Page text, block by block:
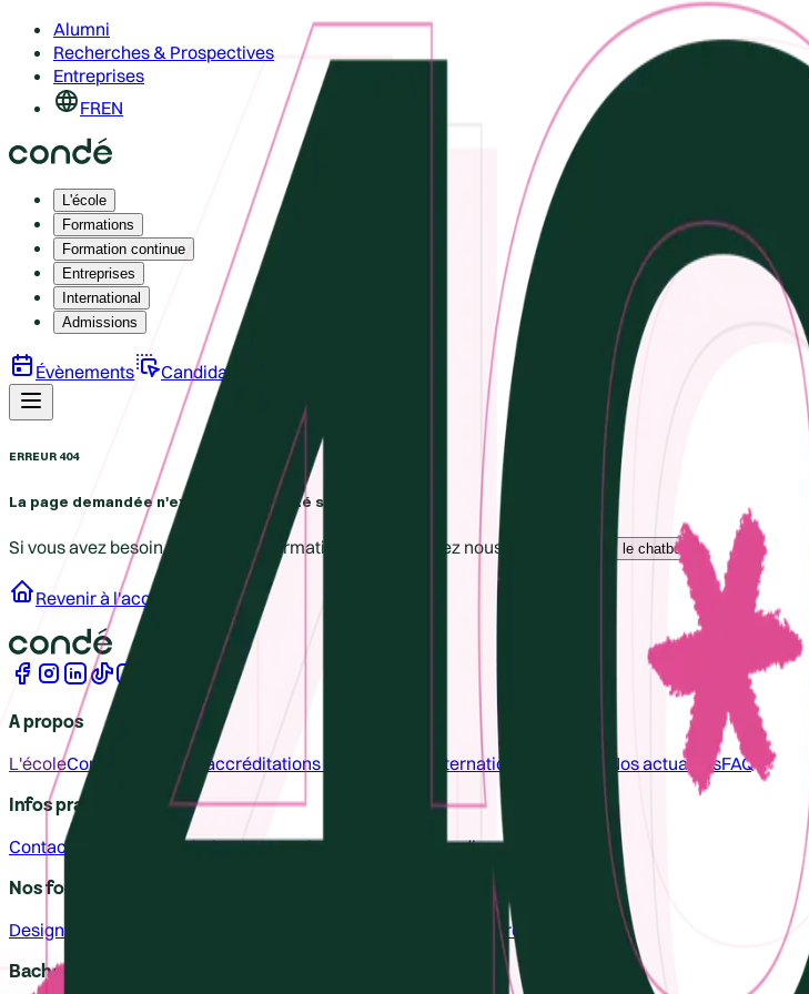
Alumni
Recherches & Prospectives
Entreprises
FREN
L'école
Formations
Formation continue
Entreprises
International
Admissions
Évènements Candidature
ERREUR 404
La page demandée n'existe pas ou a été supprimé.
Si vous avez besoin d'aide ou d'informations, vous pouvez nous contacter via le chatbot .
Revenir à l'accueil
A propos
L'écoleCondé : Labels et accréditations nationales et internationales Nos actualitésFAQ
Infos pratiques
Contact Relations entreprise Handi-accueil
Nos formations
Design Savoir-faire
Bachelor